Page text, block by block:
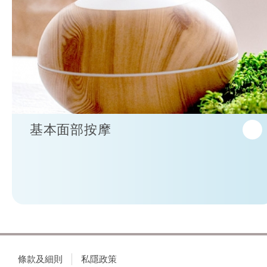
基本面部按摩
條款及細則 私隱政策